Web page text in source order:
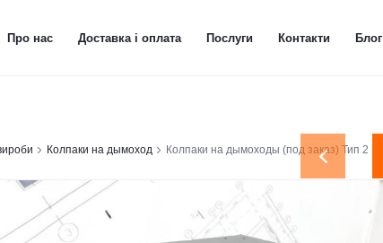
Про нас Доставка і оплата Послуги Контакти Блог
Колпаки на дымоход Колпаки на дымоходы (под заказ) Тип 2